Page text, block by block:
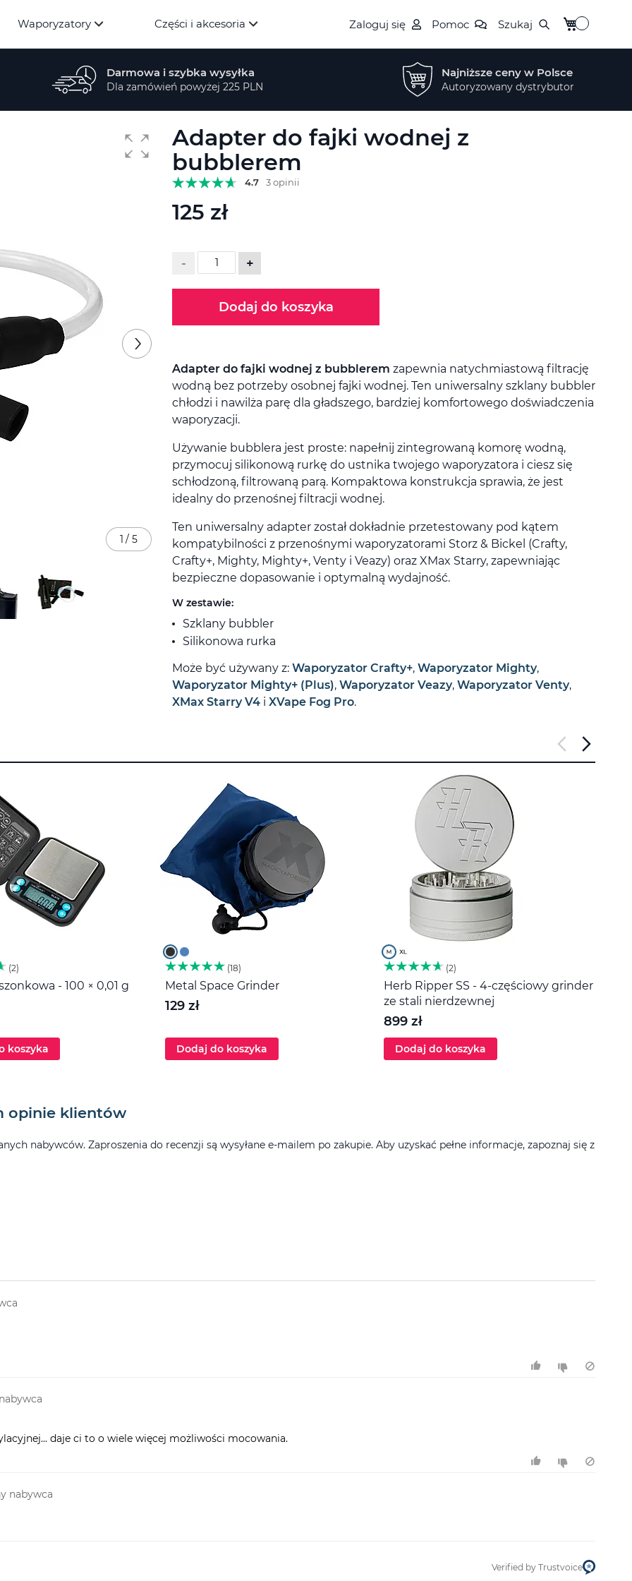
Waporyzatory Części i akcesoria Zaloguj się Pomoc Szukaj Mój koszyk
Darmowa i szybka wysyłka
Dla zamówień powyżej 225 PLN
Najniższe ceny w Polsce
Autoryzowany dystrybutor
Adapter do fajki wodnej z
bubblerem
4.7 3 opinii
125 zł
- +
Dodaj do koszyka
Adapter do fajki wodnej z bubblerem zapewnia natychmiastową filtrację
wodną bez potrzeby osobnej fajki wodnej. Ten uniwersalny szklany bubbler
chłodzi i nawilża parę dla gładszego, bardziej komfortowego doświadczenia
waporyzacji.
Używanie bubblera jest proste: napełnij zintegrowaną komorę wodną,
przymocuj silikonową rurkę do ustnika twojego waporyzatora i ciesz się
schłodzoną, filtrowaną parą. Kompaktowa konstrukcja sprawia, że jest
idealny do przenośnej filtracji wodnej.
Ten uniwersalny adapter został dokładnie przetestowany pod kątem
kompatybilności z przenośnymi waporyzatorami Storz & Bickel (Crafty,
Crafty+, Mighty, Mighty+, Venty i Veazy) oraz XMax Starry, zapewniając
bezpieczne dopasowanie i optymalną wydajność.
W zestawie:
Szklany bubbler
Silikonowa rurka
Może być używany z: Waporyzator Crafty+, Waporyzator Mighty,
Waporyzator Mighty+ (Plus), Waporyzator Veazy, Waporyzator Venty,
XMax Starry V4 i XVape Fog Pro.
1 / 5
2
- 100 × 0,01 g
koszyka
18
Metal Space Grinder
129 zł
Dodaj do koszyka
2
Herb Ripper SS - 4-częściowy grinder
ze stali nierdzewnej
899 zł
Dodaj do koszyka
opinie klientów
nabywców. Zaproszenia do recenzji są wysyłane e-mailem po zakupie. Aby uzyskać pełne informacje, zapoznaj się z
daje ci to o wiele więcej możliwości mocowania.
nabywca
Verified by Trustvoice